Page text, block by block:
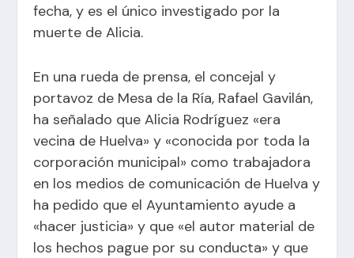
fecha, y es el único investigado por la
muerte de Alicia.
En una rueda de prensa, el concejal y
portavoz de Mesa de la Ría, Rafael Gavilán,
ha señalado que Alicia Rodríguez «era
vecina de Huelva» y «conocida por toda la
corporación municipal» como trabajadora
en los medios de comunicación de Huelva y
ha pedido que el Ayuntamiento ayude a
«hacer justicia» y que «el autor material de
los hechos pague por su conducta» y que